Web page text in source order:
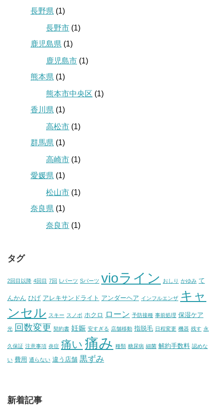
長野県 (1)
長野市 (1)
鹿児島県 (1)
鹿児島市 (1)
熊本県 (1)
熊本市中央区 (1)
香川県 (1)
高松市 (1)
群馬県 (1)
高崎市 (1)
愛媛県 (1)
松山市 (1)
奈良県 (1)
奈良市 (1)
タグ
2回目以降 4回目 7回 Lパーツ Sパーツ vioライン おしり かゆみ て
んかん ひげ アレキサンドライト アンダーヘア インフルエンザ キャ
ンセル スキー スノボ ホクロ ローン 予防接種 事前処理 保湿ケア
光 回数変更 契約書 妊娠 安すぎる 店舗移動 指脱毛 日程変更 機器 残す 永
久保証 注意事項 炎症 痛い 痛み 種類 糖尿病 細菌 解約手数料 認めな
い 費用 通らない 違う店舗 黒ずみ
新着記事